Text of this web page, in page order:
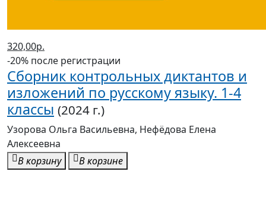
320,00р.
-20% после регистрации
Сборник контрольных диктантов и
изложений по русскому языку. 1-4
классы (2024 г.)
Узорова Ольга Васильевна, Нефёдова Елена
Алексеевна
В корзину
В корзине